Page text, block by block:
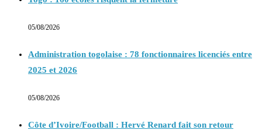
05/08/2026
Administration togolaise : 78 fonctionnaires licenciés entre
2025 et 2026
05/08/2026
Côte d’Ivoire/Football : Hervé Renard fait son retour